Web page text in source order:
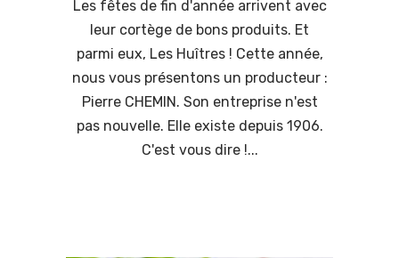
Les fêtes de fin d'année arrivent avec
leur cortège de bons produits. Et
parmi eux, Les Huîtres ! Cette année,
nous vous présentons un producteur :
Pierre CHEMIN. Son entreprise n'est
pas nouvelle. Elle existe depuis 1906.
C'est vous dire !...